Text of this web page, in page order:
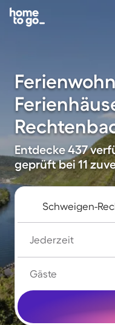
Entdecke 437
geprüft bei 11
Jederzeit
Gäste